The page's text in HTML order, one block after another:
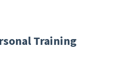
Training